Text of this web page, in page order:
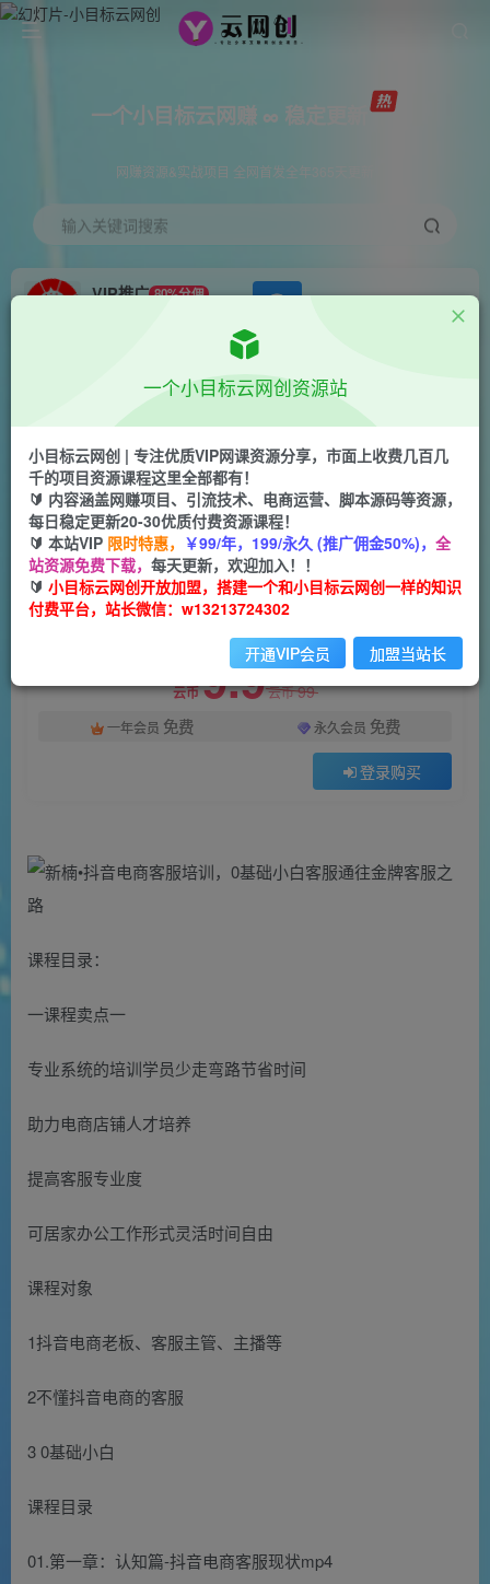
一个小目标云网赚 ∞ 稳定更新
网赚资源&实战项目 全网首发全年365天更新
输入关键词搜索
VIP推广 80%分佣
会员免费 正文
新楠•抖音电商客服培训，0基础小白客服通往金牌
客服之路
一个小目标云网创
2年前发布
关注 私信
1665 63
新楠•抖音电商客服培训，0基础小白客服通往金牌客服之路
此内容为付费阅读，请付费后查看
云币9.9云币99
一年会员 免费 永久会员 免费
登录购买
付费阅读
课程目录：
一课程卖点一
专业系统的培训学员少走弯路节省时间
助力电商店铺人才培养
提高客服专业度
可居家办公工作形式灵活时间自由
课程对象
1抖音电商老板、客服主管、主播等
2不懂抖音电商的客服
3 0基础小白
课程目录
01.第一章：认知篇-抖音电商客服现状mp4
一个小目标云网创资源站
小目标云网创 | 专注优质VIP网课资源分享，市面上收费几百几
千的项目资源课程这里全部都有！
🔰 内容涵盖网赚项目、引流技术、电商运营、脚本源码等资源，
每日稳定更新20-30优质付费资源课程！
🔰 本站VIP 限时特惠， ￥99/年，199/永久 (推广佣金50%)， 全
站资源免费下载， 每天更新，欢迎加入！！
🔰 小目标云网创开放加盟，搭建一个和小目标云网创一样的知识
付费平台，站长微信：w13213724302
开通VIP会员 加盟当站长